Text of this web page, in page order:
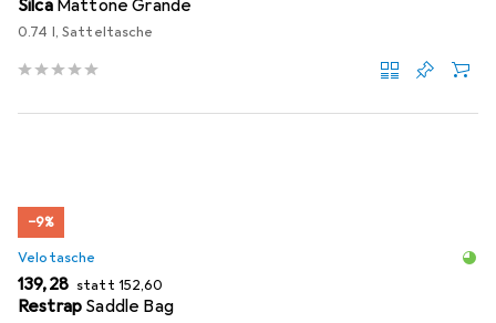
Silca Mattone Grande
0.74 l, Satteltasche
−9%
Velotasche
EUR
139,28 statt EUR
152,60
Restrap Saddle Bag